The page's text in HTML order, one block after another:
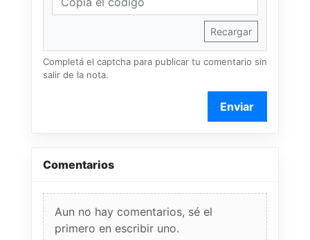
Recargar
Completá el captcha para publicar tu comentario sin
salir de la nota.
Enviar
Comentarios
Aun no hay comentarios, sé el
primero en escribir uno.